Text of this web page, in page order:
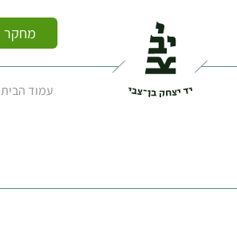
מחקר
עמוד הבית